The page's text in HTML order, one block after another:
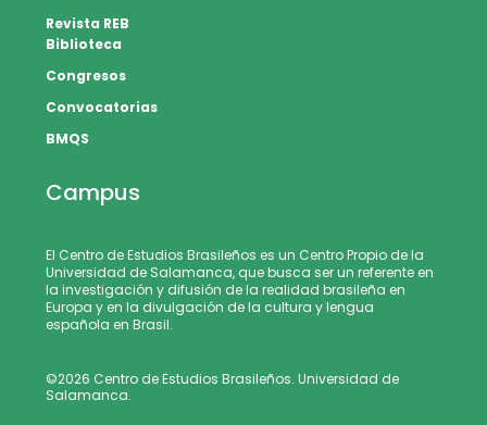
Revista REB
Biblioteca
Congresos
Convocatorias
BMQS
Campus
El Centro de Estudios Brasileños es un Centro Propio de la
Universidad de Salamanca, que busca ser un referente en
la investigación y difusión de la realidad brasileña en
Europa y en la divulgación de la cultura y lengua
española en Brasil.
©2026 Centro de Estudios Brasileños. Universidad de
Salamanca.